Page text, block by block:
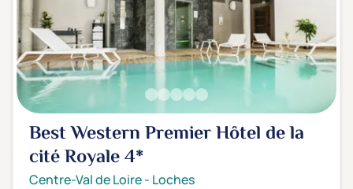
Best Western Premier Hôtel de la
cité Royale4*
Centre-Val de Loire- Loches